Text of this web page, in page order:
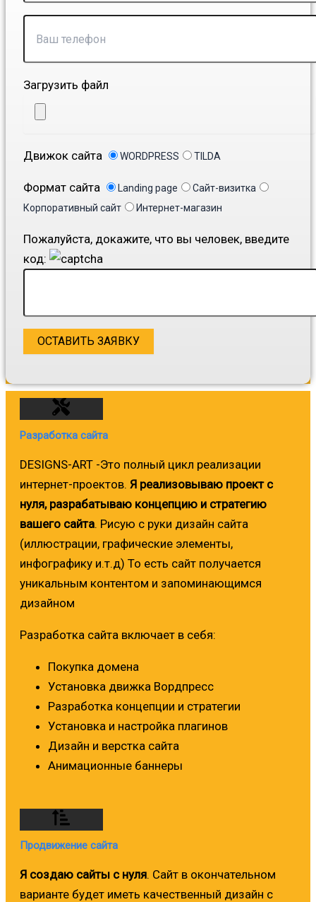
Загрузить файл
Движок сайта WORDPRESS TILDA
Формат сайта Landing page
Сайт-визитка
Корпоративный сайт
Интернет-магазин
Пожалуйста, докажите, что вы человек, введите
код:
Разработка сайта
DESIGNS-ART -Это полный цикл реализации
интернет-проектов. Я реализовываю проект с
нуля, разрабатываю концепцию и стратегию
вашего сайта. Рисую с руки дизайн сайта
(иллюстрации, графические элементы,
инфографику и.т.д) То есть сайт получается
уникальным контентом и запоминающимся
дизайном
Разработка сайта включает в себя:
Покупка домена
Установка движка Вордпресс
Разработка концепции и стратегии
Установка и настройка плагинов
Дизайн и верстка сайта
Анимационные баннеры
Продвижение сайта
Я создаю сайты с нуля. Сайт в окончательном
варианте будет иметь качественный дизайн с